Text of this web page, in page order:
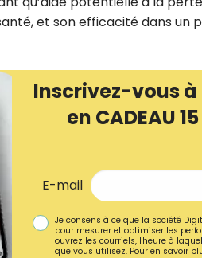
et son efficacité dans un
Inscrivez-vous
en CADEAU
E-mail
Je consens à ce que la société
pour mesurer et optimiser les
ouvrez les courriels, l'heure à
que vous utilisez. Pour en savoir